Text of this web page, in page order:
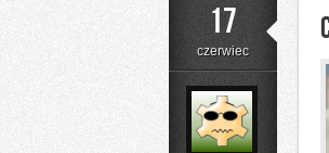
17
czerwiec